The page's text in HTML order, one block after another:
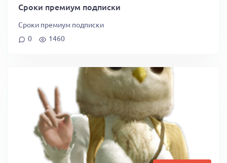
Сроки премиум подписки
Сроки премиум подписки
0
1460